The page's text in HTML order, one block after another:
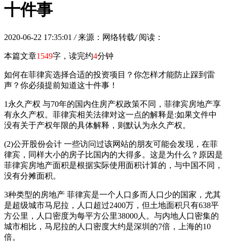
十件事
2020-06-22 17:35:01 / 来源：网络转载/ 阅读：
本篇文章1549字，读完约4分钟
如何在菲律宾选择合适的投资项目？你怎样才能防止踩到雷
声？你必须提前知道这十件事！
1永久产权 与70年的国内住房产权政策不同，菲律宾房地产享
有永久产权。菲律宾相关法律对这一点的解释是:如果文件中
没有关于产权年限的具体解释，则默认为永久产权。
(2)公开股份会计 一些访问过该网站的朋友可能会发现，在菲
律宾，同样大小的房子比国内的大得多。这是为什么？原因是
菲律宾房地产面积是根据实际使用面积计算的，与中国不同，
没有分摊面积。
3种类型的房地产 菲律宾是一个人口多而人口少的国家，尤其
是超级城市马尼拉，人口超过2400万，但土地面积只有638平
方公里，人口密度为每平方公里38000人。与内地人口密集的
城市相比，马尼拉的人口密度大约是深圳的7倍，上海的10
倍。